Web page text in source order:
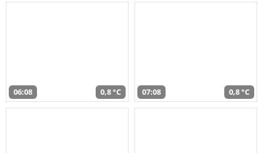
06:08 0,8 °C 07:08 0,8 °C